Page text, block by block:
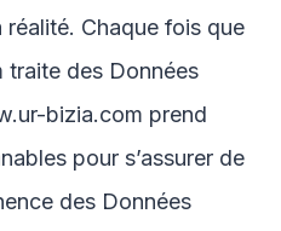
Chaque fois que
traite des Données
bizia.com prend
pour s’assurer de
des Données